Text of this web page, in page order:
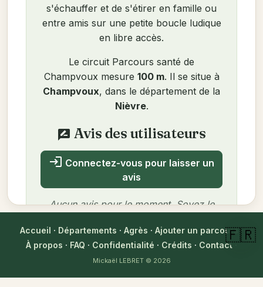
s'échauffer et de s'étirer en famille ou
entre amis sur une petite boucle ludique
en libre accès.
Le circuit Parcours santé de
Champvoux mesure 100 m. Il se situe à
Champvoux, dans le département de la
Nièvre.
rate_review Avis des utilisateurs
login Connectez-vous pour laisser un
avis
Aucun avis pour le moment. Soyez le
Accueil · Départements · Agrès · Ajouter un parcours·
À propos · FAQ · Confidentialité · Crédits · Contact·
Mickaël LEBRET© 2026
🇫🇷